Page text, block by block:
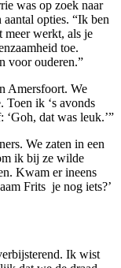
was op zoek naar
opties. “Ik ben
meer werkt, als je
toe.
voor ouderen.”
Amersfoort. We
Toen ik ‘s avonds
dat was leuk.’”
We zaten in een
ik bij ze wilde
Kwam er ineens
Frits je nog iets?’
Ik wist